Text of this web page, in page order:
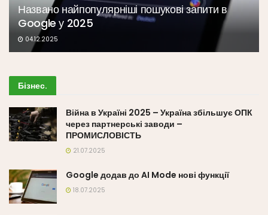
Названо найпопулярніші пошукові запити в
Google у 2025
04.12.2025
Бізнес.
Війна в Україні 2025 – Україна збільшує ОПК
через партнерські заводи –
ПРОМИСЛОВІСТЬ
21.07.2025
Google додав до AI Mode нові функції
18.07.2025